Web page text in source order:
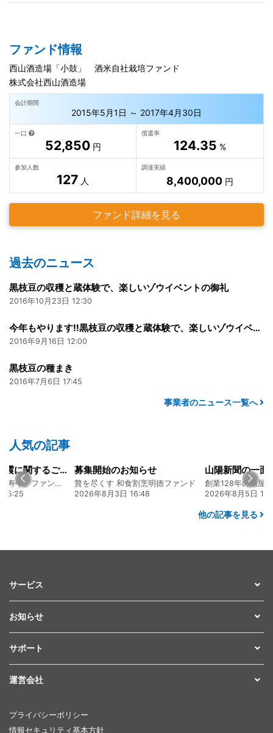
ファンド情報
西山酒造場「小鼓」 酒米自社栽培ファンド
株式会社西山酒造場
会計期間
2015年5月1日 ～ 2017年4月30日
一口
52,850円
償還率
124.35 %
参加人数
127 人
調達実績
8,400,000 円
ファンド詳細を見る
過去のニュース
黒枝豆の収穫と蔵体験で、楽しいゾウイベントの御礼
2016年10月23日 12:30
今年もやります‼黒枝豆の収穫と蔵体験で、楽しいゾウイベント
2016年9月16日 12:00
黒枝豆の種まき
2016年7月6日 17:45
事業者のニュース一覧へ
人気の記事
令和8年熊本地震に関するご報告
熊本 あか牛「延寿牛」ファンド2026
15:25
募集開始のお知らせ
贅を尽くす 和食割烹明徳ファンド
2026年8月3日 16:48
2026年8月5日
他の記事を見る
サービス
お知らせ
サポート
運営会社
プライバシーポリシー
情報セキュリティ基本方針